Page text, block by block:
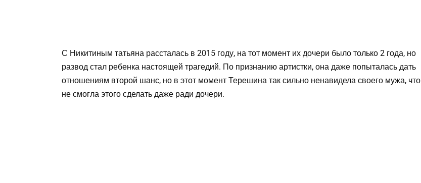
С Никитиным татьяна рассталась в 2015 году, на тот момент их дочери было только 2 года, но
развод стал ребенка настоящей трагедий. По признанию артистки, она даже попыталась дать
отношениям второй шанс, но в этот момент Терешина так сильно ненавидела своего мужа, что
не смогла этого сделать даже ради дочери.